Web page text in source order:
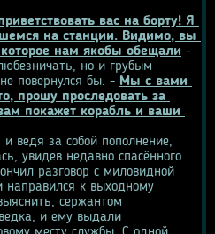
вас на борту! Я
на станции. Видимо, вы
нам якобы обещали -
но и грубым
повернулся бы. - Мы с вами
прошу проследовать за
покажет корабль и ваши
ведя за собой пополнение,
увидев недавно спасённого
разговор с миловидной
направился к выходному
сержантом
и ему выдали